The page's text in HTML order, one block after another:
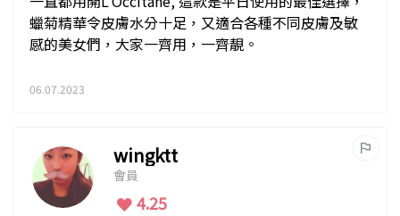
蠟菊精華令皮膚水分十足，又適合各種不同皮膚及敏
感的美女們，大家一齊用，一齊靚。
06.07.2023
wingktt
會員
4.25